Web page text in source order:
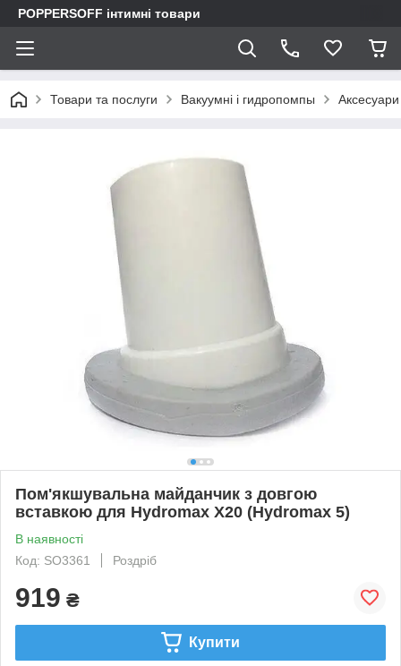
POPPERSOFF інтимні товари
Товари та послуги Вакуумні і гидропомпы
Пом'якшувальна майданчик з довгою
вставкою для Hydromax X20 (Hydromax 5)
В наявності
Код: SO3361
Роздріб
919 ₴
Купити